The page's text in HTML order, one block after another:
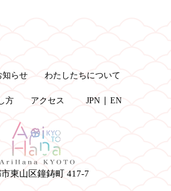
知らせ わたしたちについて
方 アクセス JPN EN
東山区鐘鋳町 417-7